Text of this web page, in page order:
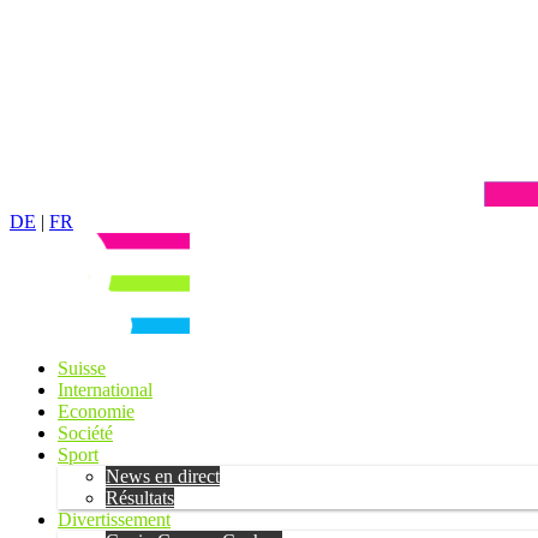
DE | FR
Suisse
International
Economie
Société
Sport
News en direct
Résultats
Divertissement